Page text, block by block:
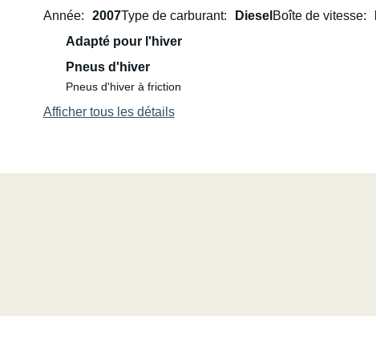
Année
2007Type de carburant Diesel Boîte de vitesse
Adapté pour l'hiver
Pneus d'hiver
Pneus d'hiver à friction
Afficher tous les détails